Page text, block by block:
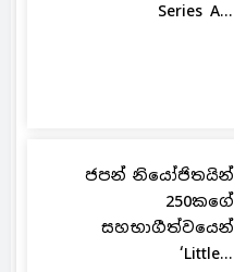
Series A...
ජපන් නියෝජිතයින්
250කගේ
සහභාගීත්වයෙන්
‘Little...